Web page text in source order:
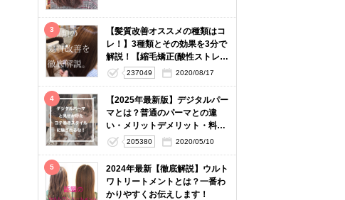
3
【髪質改善オススメの種類はコ
レ！】3種類とその効果を3分で
解説！【縮毛矯正(酸性ストレー
ト)・酸熱トリートメント】
237049 2020/08/17
4
【2025年最新版】デジタルパー
マとは？普通のパーマとの違
い・メリットデメリット・料金
相場を徹底解説
205380 2020/05/10
5
2024年最新【徹底解説】ウルト
ワトリートメントとは？一番わ
かりやすくお伝えします！